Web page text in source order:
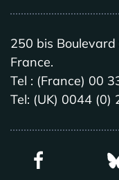
250 bis
France.
Tel : (France) 00
Tel: (UK) 0044 (0)